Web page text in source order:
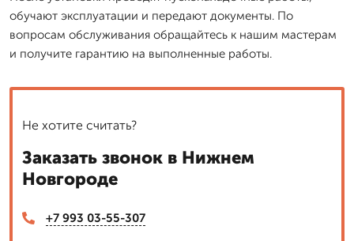
обучают эксплуатации и передают документы. По
вопросам обслуживания обращайтесь к нашим мастерам
и получите гарантию на выполненные работы.
Не хотите считать?
Заказать звонок в Нижнем
Новгороде
+7 993 03-55-307